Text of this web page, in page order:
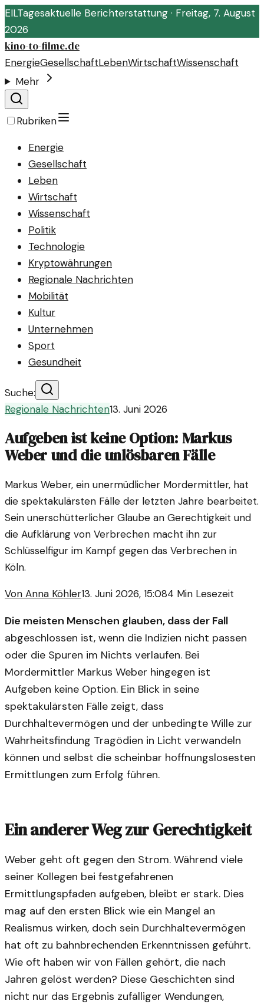
EILTagesaktuelle Berichterstattung · Freitag, 7. August
2026
kino-to-filme.de
EnergieGesellschaftLebenWirtschaftWissenschaft
Mehr
Rubriken
Energie
Gesellschaft
Leben
Wirtschaft
Wissenschaft
Politik
Technologie
Kryptowährungen
Regionale Nachrichten
Mobilität
Kultur
Unternehmen
Sport
Gesundheit
Suche:
Regionale Nachrichten13. Juni 2026
Aufgeben ist keine Option: Markus
Weber und die unlösbaren Fälle
Markus Weber, ein unermüdlicher Mordermittler, hat
die spektakulärsten Fälle der letzten Jahre bearbeitet.
Sein unerschütterlicher Glaube an Gerechtigkeit und
die Aufklärung von Verbrechen macht ihn zur
Schlüsselfigur im Kampf gegen das Verbrechen in
Köln.
Von Anna Köhler13. Juni 2026, 15:084 Min Lesezeit
Die meisten Menschen glauben, dass der Fall
abgeschlossen ist, wenn die Indizien nicht passen
oder die Spuren im Nichts verlaufen. Bei
Mordermittler Markus Weber hingegen ist
Aufgeben keine Option. Ein Blick in seine
spektakulärsten Fälle zeigt, dass
Durchhaltevermögen und der unbedingte Wille zur
Wahrheitsfindung Tragödien in Licht verwandeln
können und selbst die scheinbar hoffnungslosesten
Ermittlungen zum Erfolg führen.
Ein anderer Weg zur Gerechtigkeit
Weber geht oft gegen den Strom. Während viele
seiner Kollegen bei festgefahrenen
Ermittlungspfaden aufgeben, bleibt er stark. Dies
mag auf den ersten Blick wie ein Mangel an
Realismus wirken, doch sein Durchhaltevermögen
hat oft zu bahnbrechenden Erkenntnissen geführt.
Wie oft haben wir von Fällen gehört, die nach
Jahren gelöst werden? Diese Geschichten sind
nicht nur das Ergebnis zufälliger Wendungen,